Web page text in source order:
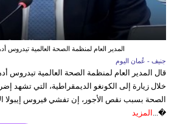
المدير العام لمنظمة الصحة العالمية تيدروس
جنيف - عُمان اليوم
قال المدير العام لمنظمة الصحة العالمية تيدروس
خلال زيارة إلى الكونغو الديمقراطية، التي تشهد
الصحة بسبب نقص الأجور، إن تفشي فيروس إيبولا
�... المزيد